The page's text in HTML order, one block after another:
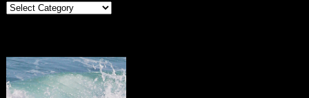
Categories